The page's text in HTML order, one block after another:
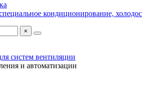
кондиционирование,
×
систем вентиляции
и автоматизации